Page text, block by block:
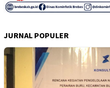
JURNAL POPULER